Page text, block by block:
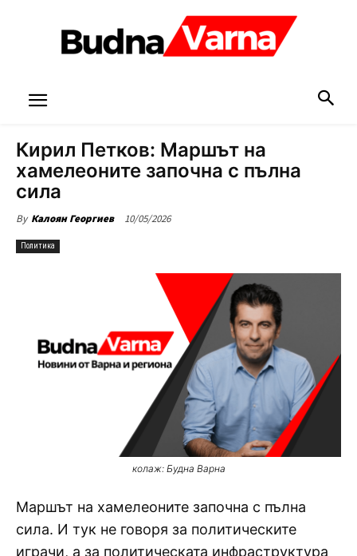
Кирил Петков: Маршът на
хамелеоните започна с пълна
сила
By Калоян Георгиев 10/05/2026
Политика
колаж: Будна Варна
Маршът на хамелеоните започна с пълна
сила. И тук не говоря за политическите
играчи, а за политическата инфраструктура